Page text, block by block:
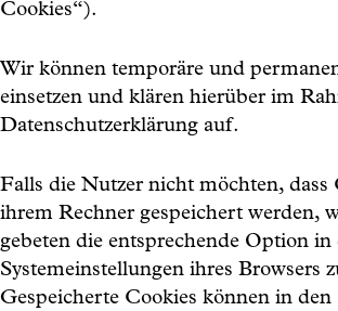
Cookies“).
Wir können temporäre und
einsetzen und klären hierüber im
Datenschutzerklärung auf.
Falls die Nutzer nicht möchten, dass
ihrem Rechner gespeichert werden,
gebeten die entsprechende Option in
Systemeinstellungen ihres Browsers
Gespeicherte Cookies können in den